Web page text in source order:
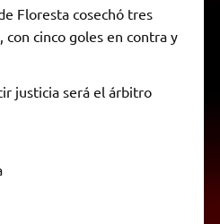
Floresta cosechó tres
cinco goles en contra y
justicia será el árbitro